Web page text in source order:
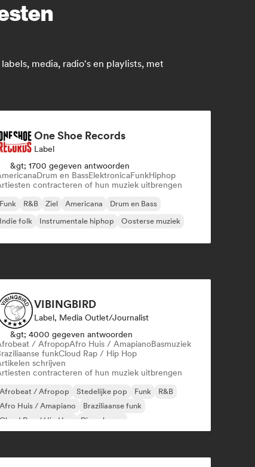
media, radio's en playlists, met
One Shoe Records
Label
&gt; 1700 gegeven antwoorden
Drum en BassElektronicaFunkHiphop
contracteren of hun muziek uitbrengen
Funk R&B Ziel Americana
Drum en Bass
Indie folk
Instrumentale hiphop Oosterse muziek
VIBINGBIRD
Label, Media Outlet/Journalist
&gt; 4000 gegeven antwoorden
/ AfropopAfro Huis / AmapianoBasmuziek
funkCloud Rap / Hip Hop
schrijven
contracteren of hun muziek uitbrengen
Afrobeat / Afropop Stedelijke pop Funk
R&B
Afro Huis / Amapiano
Braziliaanse funk
Cloud Rap / Hip Hop
Diepe house